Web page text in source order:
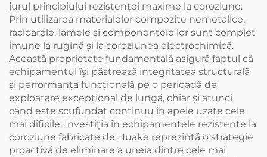
jurul principiului rezistenței maxime la coroziune.
Prin utilizarea materialelor compozite nemetalice,
racloarele, lamele și componentele lor sunt complet
imune la rugină și la coroziunea electrochimică.
Această proprietate fundamentală asigură faptul că
echipamentul își păstrează integritatea structurală
și performanța funcțională pe o perioadă de
exploatare excepțional de lungă, chiar și atunci
când este scufundat continuu în apele uzate cele
mai dificile. Investiția în echipamentele rezistente la
coroziune fabricate de Huake reprezintă o strategie
proactivă de eliminare a uneia dintre cele mai